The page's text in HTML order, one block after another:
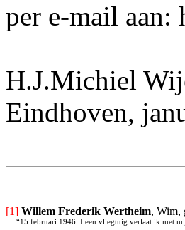
per e-mail
H.J.Michiel
Eindhoven,
[1] Willem Frederik Wertheim, Wim,
“15 februari 1946. I een vliegtuig verlaat ik met